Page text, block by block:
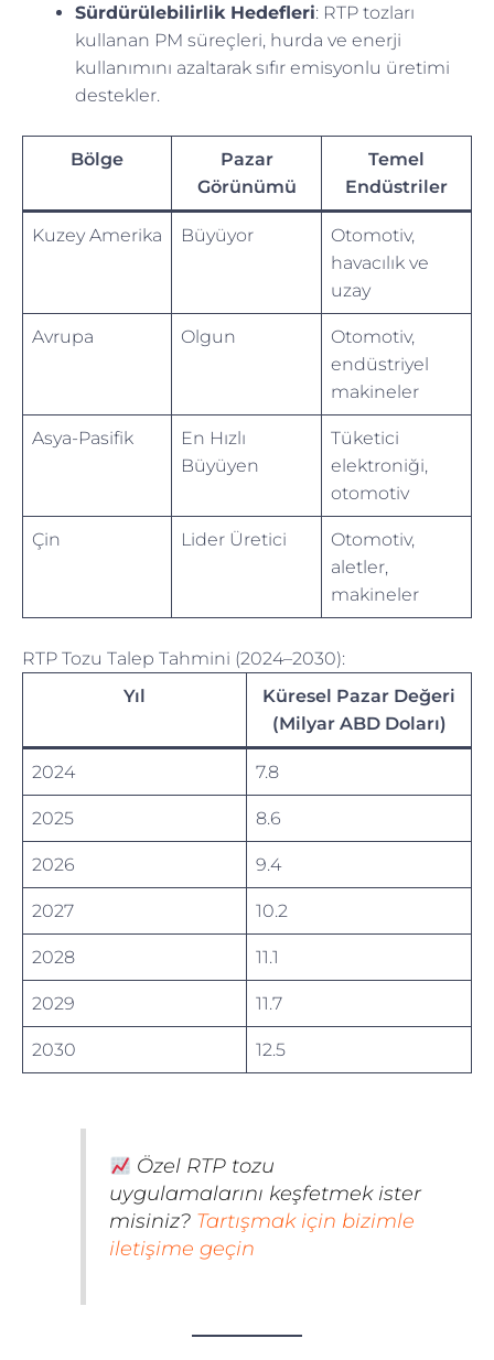
Sürdürülebilirlik Hedefleri: RTP tozları
kullanan PM süreçleri, hurda ve enerji
kullanımını azaltarak sıfır emisyonlu üretimi
destekler.
Bölge
Pazar
Görünümü
Temel
Endüstriler
Kuzey Amerika Büyüyor
Otomotiv,
havacılık ve
uzay
Avrupa Olgun
Otomotiv,
endüstriyel
makineler
Asya-Pasifik
En Hızlı
Büyüyen
Tüketici
elektroniği,
otomotiv
Çin Lider Üretici
Otomotiv,
aletler,
makineler
RTP Tozu Talep Tahmini (2024–2030):
Yıl
Küresel Pazar Değeri
(Milyar ABD Doları)
2024 7.8
2025 8.6
2026 9.4
2027 10.2
2028 11.1
2029 11.7
2030 12.5
Özel RTP tozu
uygulamalarını keşfetmek ister
misiniz? Tartışmak için bizimle
iletişime geçin